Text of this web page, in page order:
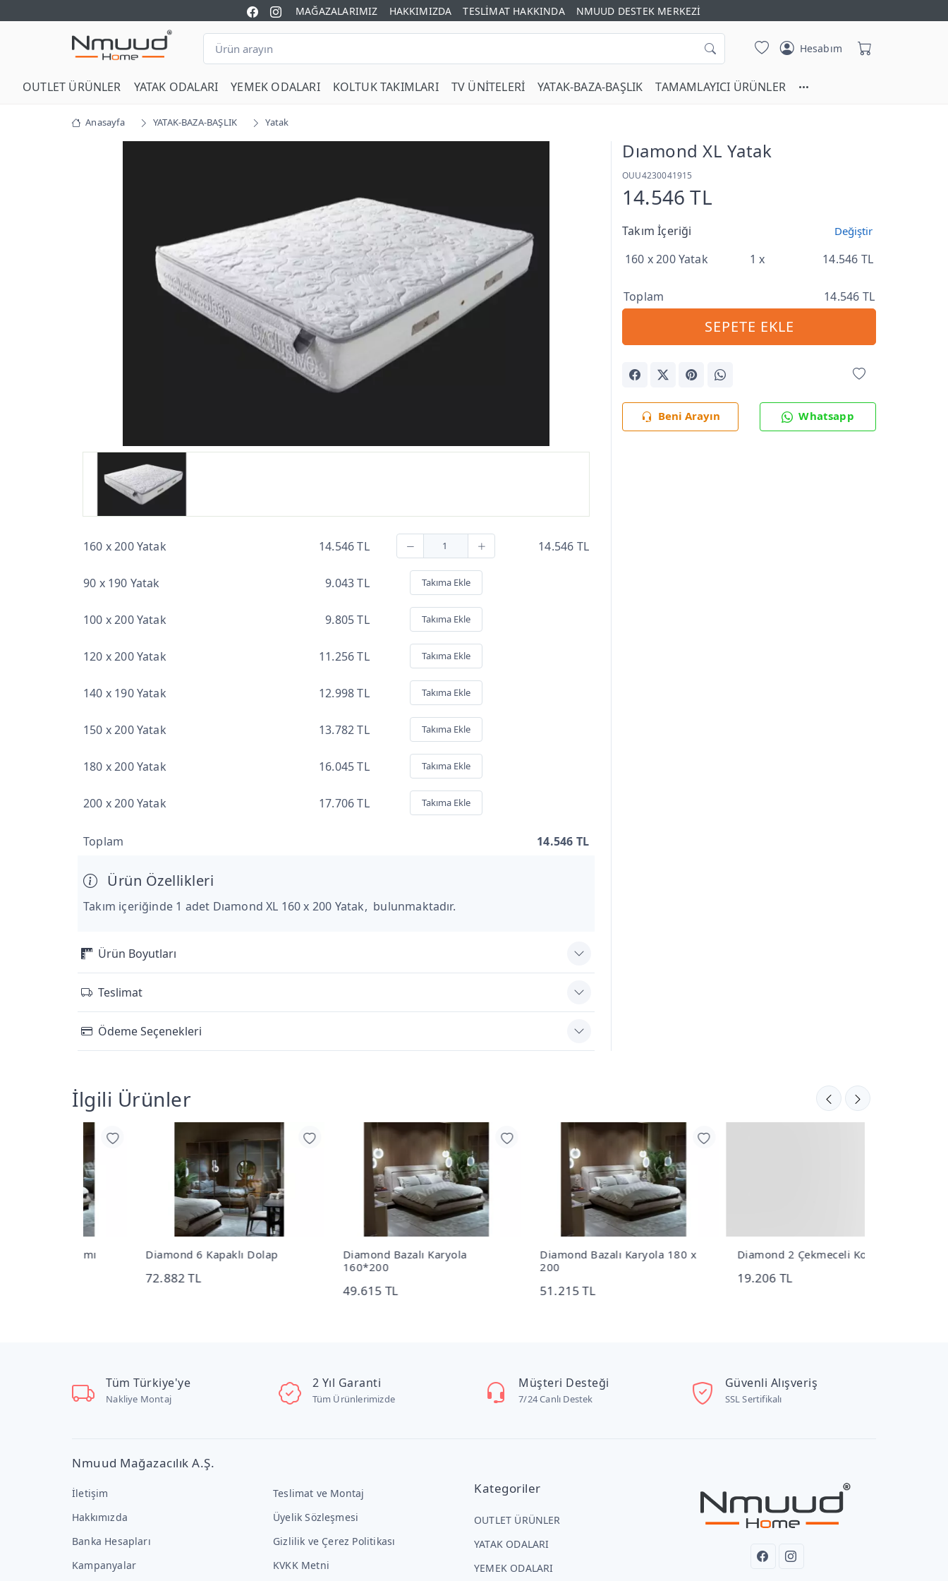
MAĞAZALARIMIZ HAKKIMIZDA TESLİMAT HAKKINDA NMUUD DESTEK MERKEZİ
Hesabım
OUTLET ÜRÜNLER YATAK ODALARI YEMEK ODALARI KOLTUK TAKIMLARI TV ÜNİTELERİ YATAK-BAZA-BAŞLIK TAMAMLAYICI ÜRÜNLER
Anasayfa YATAK-BAZA-BAŞLIK Yatak
Dıamond XL Yatak
OUU4230041915
14.546 TL
Takım İçeriği Değiştir
160 x 200 Yatak 1 x 14.546 TL
Toplam 14.546 TL
SEPETE EKLE
Beni Arayın Whatsapp
160 x 200 Yatak 14.546 TL 14.546 TL
90 x 190 Yatak 9.043 TL Takıma Ekle
100 x 200 Yatak 9.805 TL Takıma Ekle
120 x 200 Yatak 11.256 TL Takıma Ekle
140 x 190 Yatak 12.998 TL Takıma Ekle
150 x 200 Yatak 13.782 TL Takıma Ekle
180 x 200 Yatak 16.045 TL Takıma Ekle
200 x 200 Yatak 17.706 TL Takıma Ekle
Toplam 14.546 TL
Ürün Özellikleri
Takım içeriğinde 1 adet Dıamond XL 160 x 200 Yatak, bulunmaktadır.
Ürün Boyutları
Teslimat
Ödeme Seçenekleri
İlgili Ürünler
Diamond 6 Kapaklı Dolap
72.882 TL
Diamond Bazalı Karyola
49.615 TL
Diamond Bazalı Karyola 180 x
51.215 TL
Diamond 2 Çekmeceli Komodin
19.206 TL
Tüm Türkiye'ye
Nakliye Montaj
2 Yıl Garanti
Tüm Ürünlerimizde
Müşteri Desteği
7/24 Canlı Destek
Güvenli Alışveriş
SSL Sertifikalı
Nmuud Mağazacılık A.Ş.
İletişim
Hakkımızda
Banka Hesapları
Kampanyalar
Teslimat ve Montaj
Üyelik Sözleşmesi
Gizlilik ve Çerez Politikası
KVKK Metni
Kategoriler
OUTLET ÜRÜNLER
YATAK ODALARI
YEMEK ODALARI